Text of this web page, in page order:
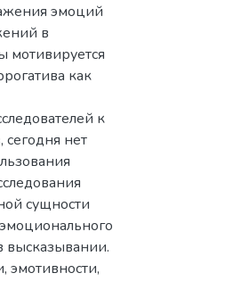
эмоций
в
мотивируется
как
к
нет
сущности
высказывании.
эмотивности,